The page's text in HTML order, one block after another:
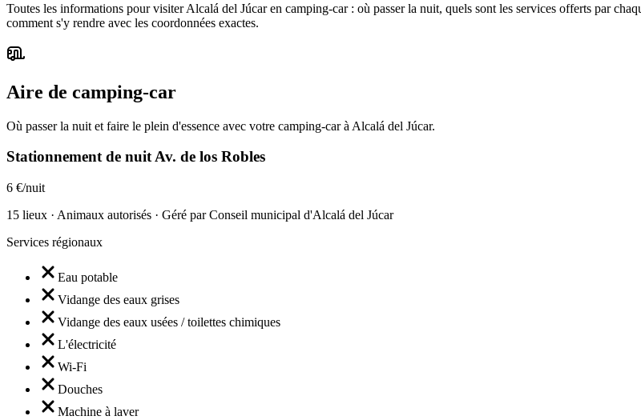
Toutes les informations pour visiter Alcalá del Júcar en camping-car : où passer la nuit, quels sont les services offerts par
comment s'y rendre avec les coordonnées exactes.
Aire de camping-car
Où passer la nuit et faire le plein d'essence avec votre camping-car à Alcalá del Júcar.
Stationnement de nuit Av. de los Robles
6 €/nuit
15 lieux · Animaux autorisés · Géré par Conseil municipal d'Alcalá del Júcar
Services régionaux
Eau potable
Vidange des eaux grises
Vidange des eaux usées / toilettes chimiques
L'électricité
Wi-Fi
Douches
Machine à laver